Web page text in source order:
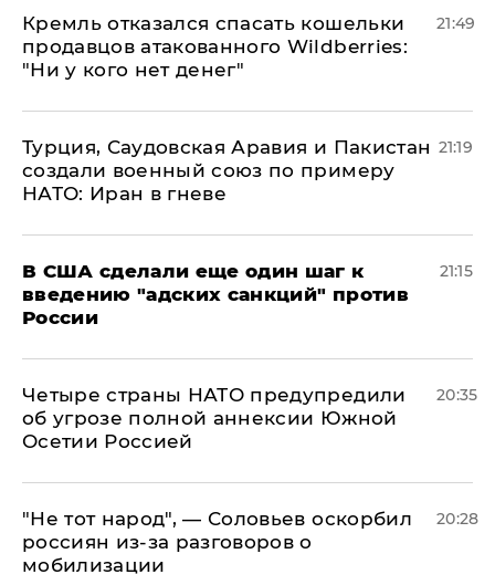
Кремль отказался спасать кошельки
продавцов атакованного Wildberries:
"Ни у кого нет денег"
21:49
Турция, Саудовская Аравия и Пакистан
создали военный союз по примеру
НАТО: Иран в гневе
21:19
В США сделали еще один шаг к
введению "адских санкций" против
России
21:15
Четыре страны НАТО предупредили
об угрозе полной аннексии Южной
Осетии Россией
20:35
​"Не тот народ", — Соловьев оскорбил
россиян из-за разговоров о
мобилизации
20:28